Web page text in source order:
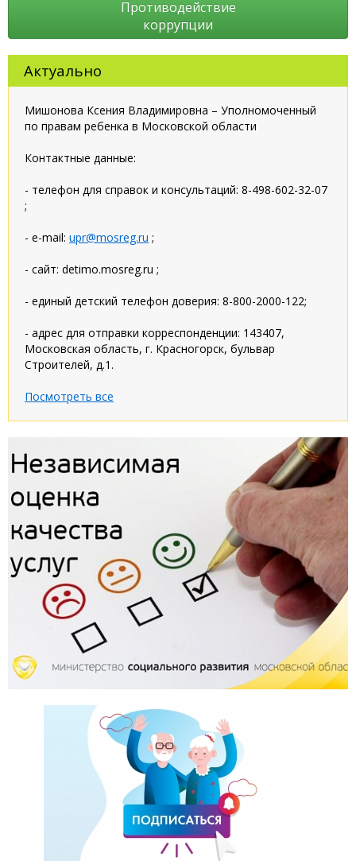
Противодействие
коррупции
Актуально
Мишонова Ксения Владимировна – Уполномоченный
по правам ребенка в Московской области
Контактные данные:
- телефон для справок и консультаций: 8-498-602-32-07
;
- e-mail: upr@mosreg.ru ;
- сайт: detimo.mosreg.ru ;
- единый детский телефон доверия: 8-800-2000-122;
- адрес для отправки корреспонденции: 143407,
Московская область, г. Красногорск, бульвар
Строителей, д.1.
Посмотреть все